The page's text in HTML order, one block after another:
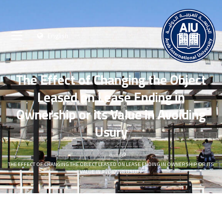
The Effect of Changing the Object
Leased on Lease Ending in
Ownership or its Value in Avoiding
Usury
الرئيسية
THE EFFECT OF CHANGING THE OBJECT LEASED ON LEASE ENDING IN OWNERSHIP OR ITS
VALUE IN AVOIDING USURY